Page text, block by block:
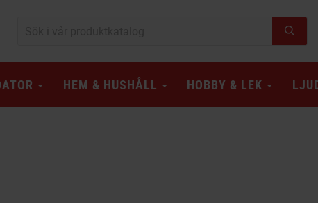
HEM & HUSHÅLL HOBBY & LEK